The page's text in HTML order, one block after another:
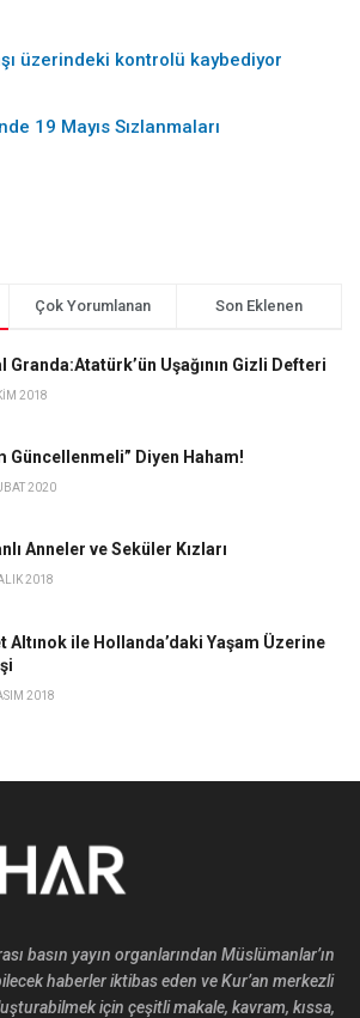
üzerindeki kontrolü kaybediyor
19 Mayıs Sızlanmaları
Çok Yorumlanan Son Eklenen
Granda:Atatürk’ün Uşağının Gizli Defteri
2018
Güncellenmeli” Diyen Haham!
2020
Anneler ve Seküler Kızları
2018
Altınok ile Hollanda’daki Yaşam Üzerine
2018
basın yayın organlarından Müslümanlar’ın
haberler iktibas eden ve Kur’an merkezli
için çeşitli makale, kavram, kıssa,